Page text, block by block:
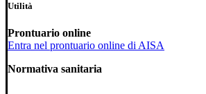
Utilità
Prontuario online
Entra nel prontuario online di AISA
Normativa sanitaria